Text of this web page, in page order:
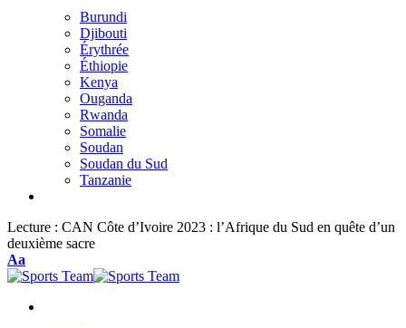
Burundi
Djibouti
Érythrée
Éthiopie
Kenya
Ouganda
Rwanda
Somalie
Soudan
Soudan du Sud
Tanzanie
Lecture : CAN Côte d’Ivoire 2023 : l’Afrique du Sud en quête d’un
deuxième sacre
Font
Resizer
Aa